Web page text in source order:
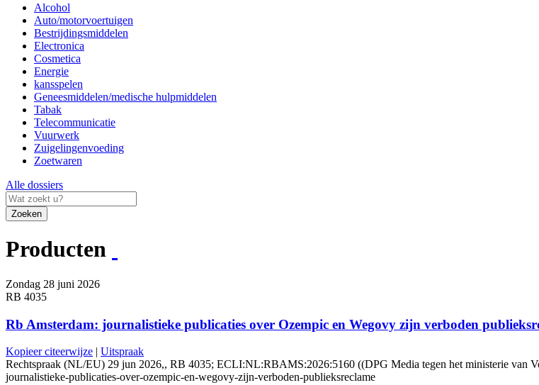
Alcohol
Auto/motorvoertuigen
Bestrijdingsmiddelen
Electronica
Cosmetica
Energie
kansspelen
Geneesmiddelen/medische hulpmiddelen
Tabak
Telecommunicatie
Vuurwerk
Zuigelingenvoeding
Zoetwaren
Alle dossiers
Zoeken
Producten
Zondag 28 juni 2026
RB 4035
Rb Amsterdam: journalistieke publicaties over Ozempic en Wegovy zijn verboden
Kopieer citeerwijze | Uitspraak
Rechtspraak (NL/EU) 29 jun 2026,, RB 4035; ECLI:NL:RBAMS:2026:5160 ((DPG Media tegen het ministerie van
journalistieke-publicaties-over-ozempic-en-wegovy-zijn-verboden-publieksreclame